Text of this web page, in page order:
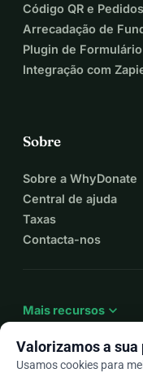
Código QR e
Arrecadação de
Plugin de
Integração com
Sobre
Sobre a WhyDonate
Central de ajuda
Taxas
Contacta-nos
Mais recursos expand_more
Valorizamos a
Usamos cookies para